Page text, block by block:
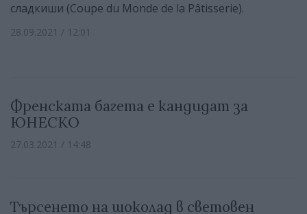
сладкиши (Coupe du Monde de la Pâtisserie).
28.09.2021 / 12:01
Френската багета е кандидат за
ЮНЕСКО
27.03.2021 / 14:48
Търсенето на шоколад в световен